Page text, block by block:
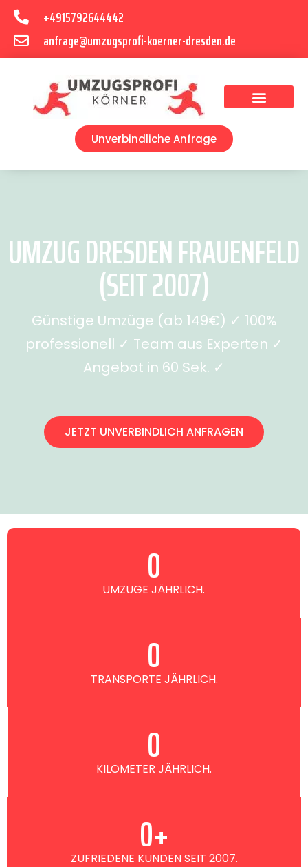
+4915792644442
anfrage@umzugsprofi-koerner-dresden.de
Unverbindliche Anfrage
UMZUG DRESDEN FRAUENFELD
(SEIT 2007)
Günstige Umzüge (ab 149€) ✓ 100%
professionell ✓ Team aus Experten ✓
Angebot in 60 Sek. ✓
JETZT UNVERBINDLICH ANFRAGEN
UMZÜGE JÄHRLICH.
0
TRANSPORTE JÄHRLICH.
0
KILOMETER JÄHRLICH.
0
ZUFRIEDENE KUNDEN SEIT 2007.
0+